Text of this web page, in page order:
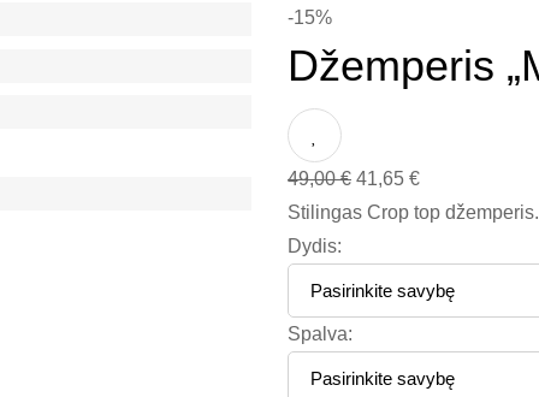
-15%
Džemperis
49,00€ Original
price
41,65 €Current
price
Stilingas Crop top
Dydis:
Spalva: